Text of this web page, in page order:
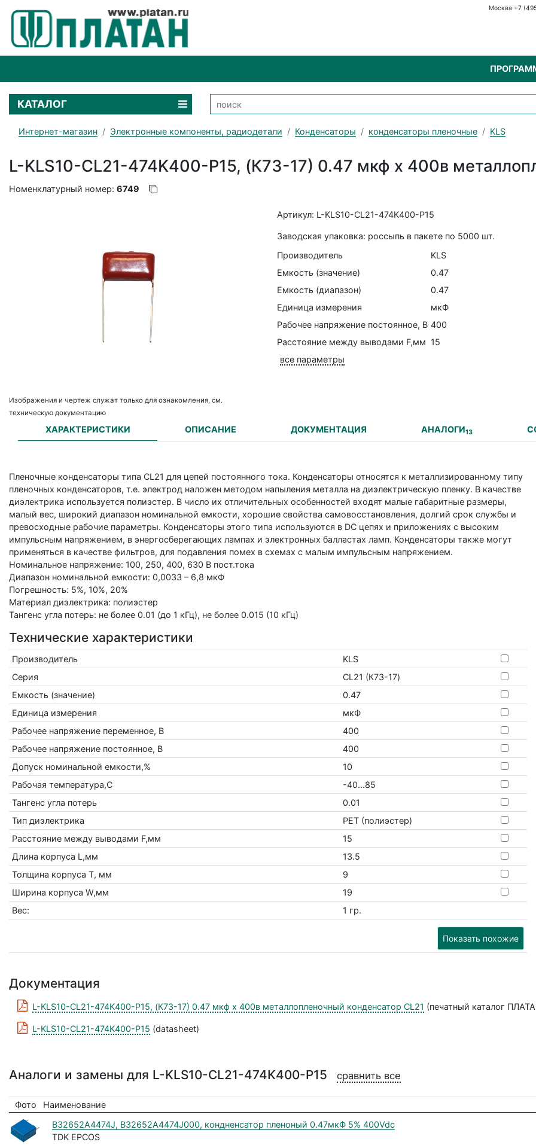
Москва +7
КАТАЛОГ
Интернет-магазин Электронные компоненты, радиодетали Конденсаторы конденсаторы пленочные KLS
L-KLS10-CL21-474K400-P15, (К73-17) 0.47 мкф х 400в
Номенклатурный номер: 6749
Изображения и чертеж служат только для ознакомления, см.
техническую документацию
Артикул: L-KLS10-CL21-474K400-P15
Заводская упаковка: россыпь в пакете по 5000 шт.
Производитель
KLS
Емкость (значение)
0.47
Емкость (диапазон)
0.47
Единица измерения
мкФ
Рабочее напряжение постоянное, В 400
Расстояние между выводами F,мм 15
все параметры
ХАРАКТЕРИСТИКИ ОПИСАНИЕ ДОКУМЕНТАЦИЯ АНАЛОГИ13
Пленочные конденсаторы типа CL21 для цепей постоянного тока. Конденсаторы относятся к металлизированному типу
пленочных конденсаторов, т.е. электрод наложен методом напыления металла на диэлектрическую пленку. В качестве
диэлектрика используется полиэстер. В число их отличительных особенностей входят малые габаритные размеры,
малый вес, широкий диапазон номинальной емкости, хорошие свойства самовосстановления, долгий срок службы и
превосходные рабочие параметры. Конденсаторы этого типа используются в DC цепях и приложениях с высоким
импульсным напряжением, в энергосберегающих лампах и электронных балластах ламп. Конденсаторы также могут
применяться в качестве фильтров, для подавления помех в схемах с малым импульсным напряжением.
Номинальное напряжение: 100, 250, 400, 630 В пост.тока
Диапазон номинальной емкости: 0,0033 – 6,8 мкФ
Погрешность: 5%, 10%, 20%
Материал диэлектрика: полиэстер
Тангенс угла потерь: не более 0.01 (до 1 кГц), не более 0.015 (10 кГц)
Технические характеристики
Производитель
KLS
Серия
CL21 (К73-17)
Емкость (значение)
0.47
Единица измерения
мкФ
Рабочее напряжение переменное, В
400
Рабочее напряжение постоянное, В
400
Допуск номинальной емкости,%
10
Рабочая температура,С
-40...85
Тангенс угла потерь
0.01
Тип диэлектрика
PET (полиэстер)
Расстояние между выводами F,мм
15
Длина корпуса L,мм
13.5
Толщина корпуса Т, мм
9
Ширина корпуса W,мм
19
Вес:
1 гр.
Показать похожие
Документация
L-KLS10-CL21-474K400-P15, (К73-17) 0.47 мкф х 400в металлопленочный конденсатор CL21 (печатный каталог
L-KLS10-CL21-474K400-P15 (datasheet)
Аналоги и замены для L-KLS10-CL21-474K400-P15 сравнить все
Фото
Наименование
B32652A4474J, B32652A4474J000, кондненсатор пленоный 0.47мкФ 5% 400Vdc
TDK EPCOS